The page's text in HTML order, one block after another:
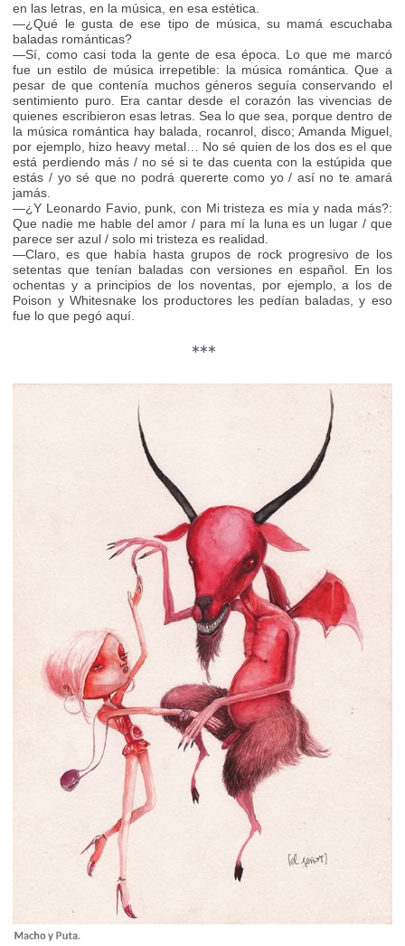
en las letras, en la música, en esa estética.
—¿Qué le gusta de ese tipo de música, su mamá escuchaba
baladas románticas?
—Sí, como casi toda la gente de esa época. Lo que me marcó
fue un estilo de música irrepetible: la música romántica. Que a
pesar de que contenía muchos géneros seguía conservando el
sentimiento puro. Era cantar desde el corazón las vivencias de
quienes escribieron esas letras. Sea lo que sea, porque dentro de
la música romántica hay balada, rocanrol, disco; Amanda Miguel,
por ejemplo, hizo heavy metal… No sé quien de los dos es el que
está perdiendo más / no sé si te das cuenta con la estúpida que
estás / yo sé que no podrá quererte como yo / así no te amará
jamás.
—¿Y Leonardo Favio, punk, con Mi tristeza es mía y nada más?:
Que nadie me hable del amor / para mí la luna es un lugar / que
parece ser azul / solo mi tristeza es realidad.
—Claro, es que había hasta grupos de rock progresivo de los
setentas que tenían baladas con versiones en español. En los
ochentas y a principios de los noventas, por ejemplo, a los de
Poison y Whitesnake los productores les pedían baladas, y eso
fue lo que pegó aquí.
***